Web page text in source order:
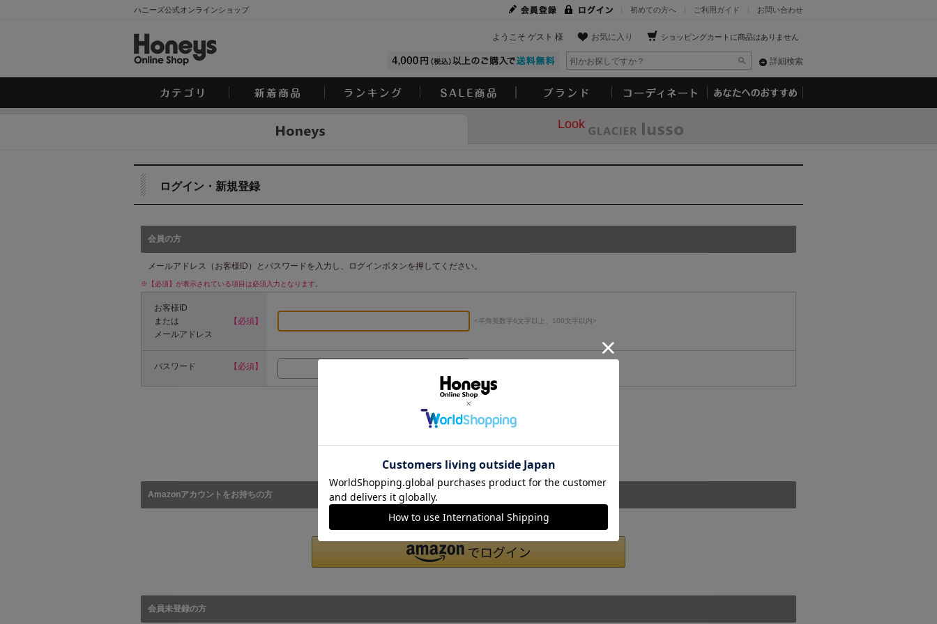
ハニーズ公式オンラインショップ お問い合わせ
ご利用ガイド
初めての方へ
ショッピングカートに商品はありません
お気に入り
ようこそ ゲスト 様
詳細検索
Look
ログイン・新規登録
会員の方
メールアドレス（お客様ID）とパスワードを入力し、ログインボタンを押してください。
※【必須】が表示されている項目は必須入力となります。
【必須】
お客様ID
または
メールアドレス
<半角英数字6文字以上、100文字以内>
パスワード 【必須】
パスワードをお忘れの方
Amazonアカウントをお持ちの方
会員未登録の方